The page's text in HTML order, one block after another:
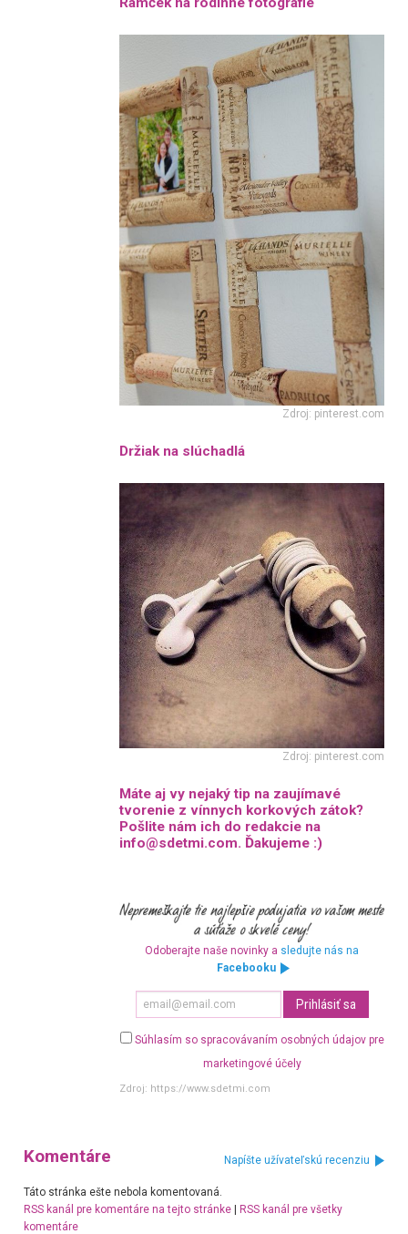
Zdroj: pinterest.com
Držiak na slúchadlá
Zdroj: pinterest.com
Máte aj vy nejaký tip na zaujímavé
tvorenie z vínnych korkových zátok?
Pošlite nám ich do redakcie na
info@sdetmi.com. Ďakujeme :)
Odoberajte naše novinky a sledujte nás na
Facebooku
Súhlasím so spracovávaním osobných údajov pre
marketingové účely
Zdroj: https://www.sdetmi.com
Komentáre Napíšte užívateľskú recenziu
Táto stránka ešte nebola komentovaná.
RSS kanál pre komentáre na tejto stránke| RSS kanál pre všetky
komentáre